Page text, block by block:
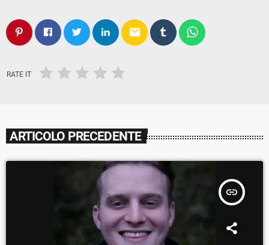
email
RATE IT
ARTICOLO PRECEDENTE
insert_link